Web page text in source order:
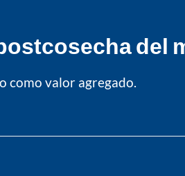
del
como valor agregado.